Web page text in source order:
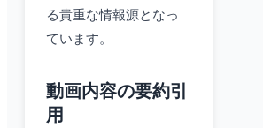
る貴重な情報源となっ
ています。
動画内容の要約引
用